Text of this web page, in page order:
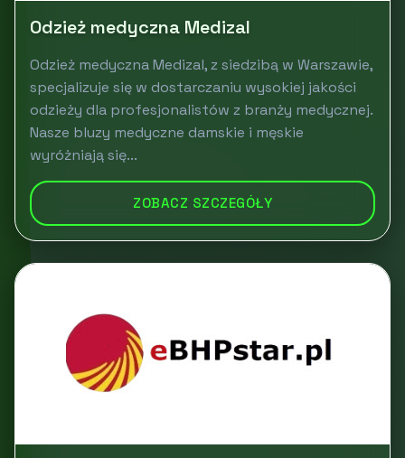
Odzież medyczna Medizal
Odzież medyczna Medizal, z siedzibą w Warszawie,
specjalizuje się w dostarczaniu wysokiej jakości
odzieży dla profesjonalistów z branży medycznej.
Nasze bluzy medyczne damskie i męskie
wyróżniają się...
ZOBACZ SZCZEGÓŁY